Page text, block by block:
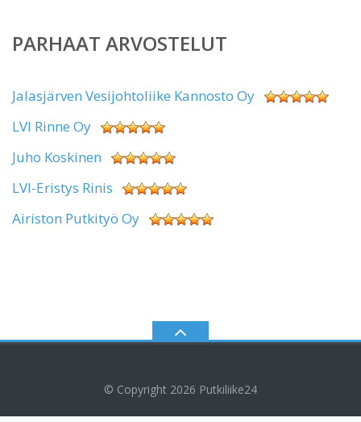
PARHAAT ARVOSTELUT
Jalasjärven Vesijohtoliike Kannosto Oy
LVI Rinne Oy
Juho Koskinen
LVI-Eristys Rinis
Airiston Putkityö Oy
© Copyright 2026 Putkiliike24